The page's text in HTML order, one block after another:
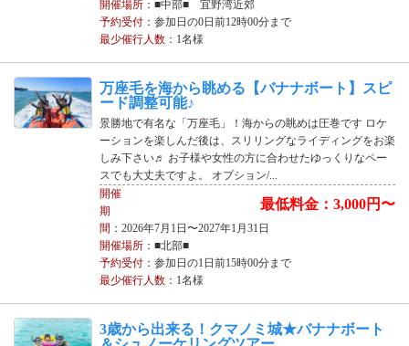
開催場所：■中部■ 宜野湾近郊
予約受付：参加日の0日前12時00分まで
最少催行人数：1名様
万座毛を海から眺める【バナナボート】スピ
ード調整可能♪
景勝地で有名な「万座毛」！海からの眺めは圧巻です ロケ
ーションを楽しんだ後は、スリリングなライディングをお楽
しみ下さい♬ お子様や女性の方に合わせたゆっくりなペー
スでも大丈夫ですよ。 オプション/...
最低料金：3,000円〜
開催
期
間 ：2026年7月1日〜2027年1月31日
開催場所：■北部■
予約受付：参加日の1日前15時00分まで
最少催行人数：1名様
3歳から出来る！クマノミ城★バナナボート